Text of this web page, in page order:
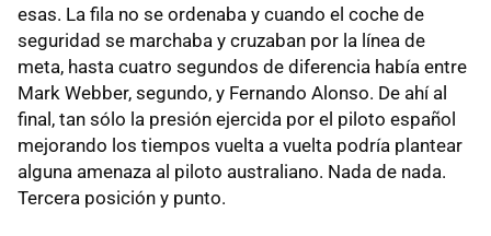
esas. La fila no se ordenaba y cuando el coche de
seguridad se marchaba y cruzaban por la línea de
meta, hasta cuatro segundos de diferencia había entre
Mark Webber, segundo, y Fernando Alonso. De ahí al
final, tan sólo la presión ejercida por el piloto español
mejorando los tiempos vuelta a vuelta podría plantear
alguna amenaza al piloto australiano. Nada de nada.
Tercera posición y punto.